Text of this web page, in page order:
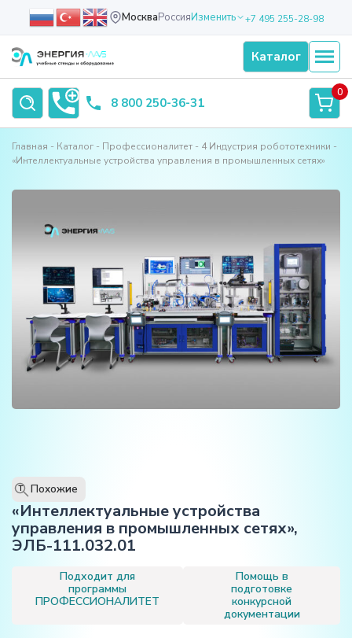
МоскваРоссияИзменить +7 495 255-28-98
Каталог
8 800 250-36-31
0
Главная Каталог Профессионалитет
4 Индустрия робототехники
«Интеллектуальные устройства управления в промышленных сетях»
T Похожие
«Интеллектуальные устройства
управления в промышленных сетях»,
ЭЛБ-111.032.01
Подходит для
программы
ПРОФЕССИОНАЛИТЕТ
Помощь в
подготовке
конкурсной
документации